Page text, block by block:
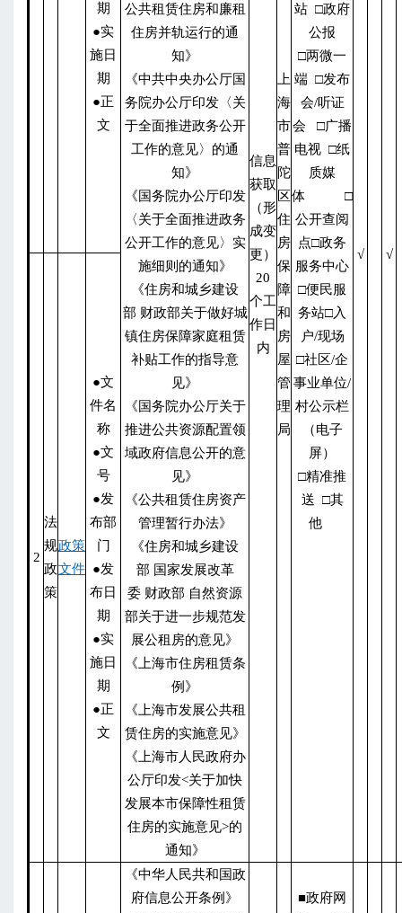
期
●实
施日
期
●正
文
公共租赁住房和廉租
住房并轨运行的通
知》
《中共中央办公厅国
务院办公厅印发〈关
于全面推进政务公开
工作的意见〉的通
知》
《国务院办公厅印发
〈关于全面推进政务
公开工作的意见〉实
施细则的通知》
《住房和城乡建设
部 财政部关于做好城
镇住房保障家庭租赁
补贴工作的指导意
见》
《国务院办公厅关于
推进公共资源配置领
域政府信息公开的意
见》
《公共租赁住房资产
管理暂行办法》
《住房和城乡建设
部 国家发展改革
委 财政部 自然资源
部关于进一步规范发
展公租房的意见》
《上海市住房租赁条
例》
《上海市发展公共租
赁住房的实施意见》
《上海市人民政府办
公厅印发<关于加快
发展本市保障性租赁
住房的实施意见>的
通知》
信息
获取
（形
成变
更）
20
个工
作日
内
上
海
市
普
陀
区
住
房
保
障
和
房
屋
管
理
局
站 □政府
公报
□两微一
端 □发布
会/听证
会 □广播
电视 □纸
质媒
体 □
公开查阅
点□政务
服务中心
□便民服
务站□入
户/现场
□社区/企
事业单位/
村公示栏
（电子
屏）
□精准推
送 □其
他
√ √
2
法
规
政
策
政策
文件
●文
件名
称
●文
号
●发
布部
门
●发
布日
期
●实
施日
期
●正
文
《中华人民共和国政
府信息公开条例》
■政府网